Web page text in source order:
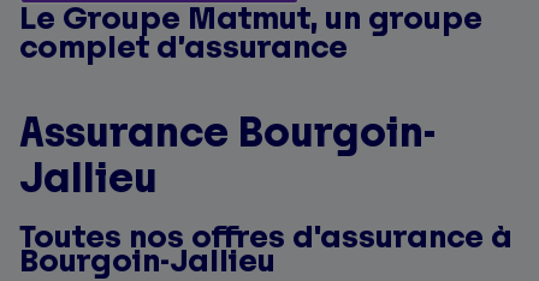
Le Groupe Matmut, un groupe
complet d’assurance
Assurance Bourgoin-
Jallieu
Toutes nos offres d'assurance à
Bourgoin-Jallieu